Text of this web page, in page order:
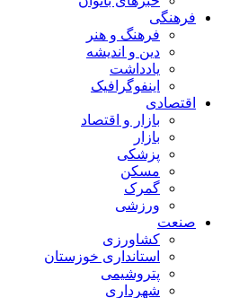
فرهنگی
فرهنگ و هنر
دین و اندیشه
یادداشت
اینفوگرافیک
اقتصادی
بازار و اقتصاد
بازار
پزشکی
مسکن
گمرک
ورزشی
صنعت
کشاورزی
استانداری خوزستان
پتروشیمی
شهرداری